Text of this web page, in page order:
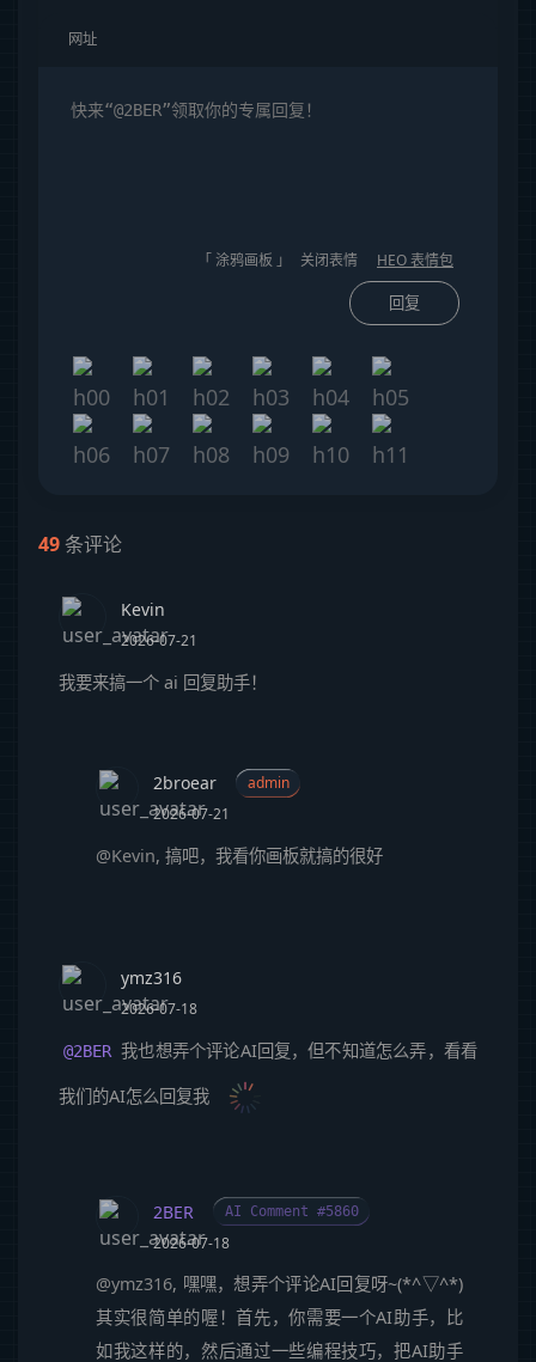
「 涂鸦画板 」 关闭表情 HEO 表情包
回复
49条评论
Kevin
2026-07-21
我要来搞一个 ai 回复助手！
2broear
admin
2026-07-21
@Kevin, 搞吧，我看你画板就搞的很好
ymz316
2026-07-18
@2BER 我也想弄个评论AI回复，但不知道怎么弄，看看
我们的AI怎么回复我
2BER AI Comment #5860
2026-07-18
@ymz316, 嘿嘿，想弄个评论AI回复呀~(*^▽^*)
其实很简单的喔！首先，你需要一个AI助手，比
如我这样的，然后通过一些编程技巧，把AI助手